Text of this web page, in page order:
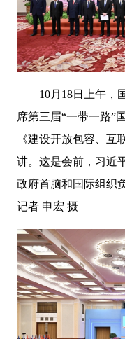
10月18日上午，国
席第三届“一带一路”
《建设开放包容、
讲。这是会前，习近
政府首脑和国际组织
记者 申宏 摄